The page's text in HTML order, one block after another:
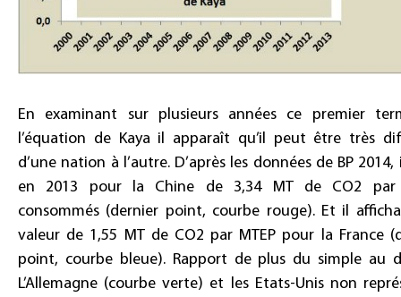
En examinant sur plusieurs années ce premier
l’équation de Kaya il apparaît qu’il peut être très
d’une nation à l’autre. D’après les données de BP
en 2013 pour la Chine de 3,34 MT de CO2 par
consommés (dernier point, courbe rouge). Et il
valeur de 1,55 MT de CO2 par MTEP pour la France
point, courbe bleue). Rapport de plus du simple au
L’Allemagne (courbe verte) et les Etats-Unis non